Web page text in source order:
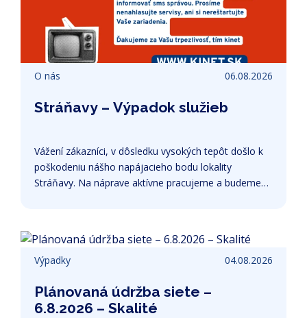
O nás 06.08.2026
Stráňavy – Výpadok služieb
Vážení zákazníci, v dôsledku vysokých tepôt došlo k
poškodeniu nášho napájacieho bodu lokality
Stráňavy. Na náprave aktívne pracujeme a budeme
a pochopenie. Tím kinet - internet a televízia
Výpadky
04.08.2026
Plánovaná údržba siete –
6.8.2026 – Skalité